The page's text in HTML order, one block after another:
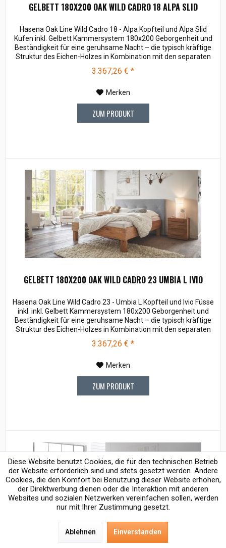
GELBETT 180X200 OAK WILD CADRO 18 ALPA SLID
Hasena Oak Line Wild Cadro 18 - Alpa Kopfteil und Alpa Slid
Kufen inkl. Gelbett Kammersystem 180x200 Geborgenheit und
Beständigkeit für eine geruhsame Nacht – die typisch kräftige
Struktur des Eichen-Holzes in Kombination mit den separaten
und behagliche Aura. Breiten: 140, 160, 180, 200 cm Längen:
3.367,26 € *
Merken
ZUM PRODUKT
GELBETT 180X200 OAK WILD CADRO 23 UMBIA L IVIO
Hasena Oak Line Wild Cadro 23 - Umbia L Kopfteil und Ivio Füsse
inkl. inkl. Gelbett Kammersystem 180x200 Geborgenheit und
Beständigkeit für eine geruhsame Nacht – die typisch kräftige
Struktur des Eichen-Holzes in Kombination mit den separaten
und behagliche Aura. Breiten: 140, 160, 180, 200 cm Längen:
3.367,26 € *
Merken
ZUM PRODUKT
Diese Website benutzt Cookies, die für den technischen Betrieb
der Website erforderlich sind und stets gesetzt werden. Andere
Cookies, die den Komfort bei Benutzung dieser Website erhöhen,
der Direktwerbung dienen oder die Interaktion mit anderen
Websites und sozialen Netzwerken vereinfachen sollen, werden
nur mit Ihrer Zustimmung gesetzt.
Ablehnen Einverstanden